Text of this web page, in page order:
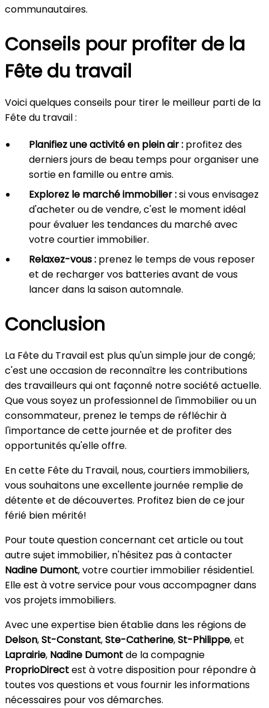
communautaires.
Conseils pour profiter de la
Fête du travail
Voici quelques conseils pour tirer le meilleur parti de la
Fête du travail :
Planifiez une activité en plein air : profitez des
derniers jours de beau temps pour organiser une
sortie en famille ou entre amis.
Explorez le marché immobilier :si vous envisagez
d'acheter ou de vendre, c'est le moment idéal
pour évaluer les tendances du marché avec
votre courtier immobilier.
Relaxez-vous : prenez le temps de vous reposer
et de recharger vos batteries avant de vous
lancer dans la saison automnale.
Conclusion
La Fête du Travail est plus qu'un simple jour de congé;
c'est une occasion de reconnaître les contributions
des travailleurs qui ont façonné notre société actuelle.
Que vous soyez un professionnel de l'immobilier ou un
consommateur, prenez le temps de réfléchir à
l'importance de cette journée et de profiter des
opportunités qu'elle offre.
En cette Fête du Travail, nous, courtiers immobiliers,
vous souhaitons une excellente journée remplie de
détente et de découvertes. Profitez bien de ce jour
férié bien mérité!
Pour toute question concernant cet article ou tout
autre sujet immobilier, n'hésitez pas à contacter
Nadine Dumont, votre courtier immobilier résidentiel.
Elle est à votre service pour vous accompagner dans
vos projets immobiliers.
Avec une expertise bien établie dans les régions de
Delson,St-Constant,Ste-Catherine,St-Philippe, et
Laprairie, Nadine Dumontde la compagnie
ProprioDirectest à votre disposition pour répondre à
toutes vos questions et vous fournir les informations
nécessaires pour vos démarches.